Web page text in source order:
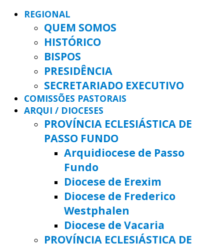
REGIONAL
QUEM SOMOS
HISTÓRICO
BISPOS
PRESIDÊNCIA
SECRETARIADO EXECUTIVO
COMISSÕES PASTORAIS
ARQUI / DIOCESES
PROVÍNCIA ECLESIÁSTICA DE
PASSO FUNDO
Arquidiocese de Passo
Fundo
Diocese de Erexim
Diocese de Frederico
Westphalen
Diocese de Vacaria
PROVÍNCIA ECLESIÁSTICA DE